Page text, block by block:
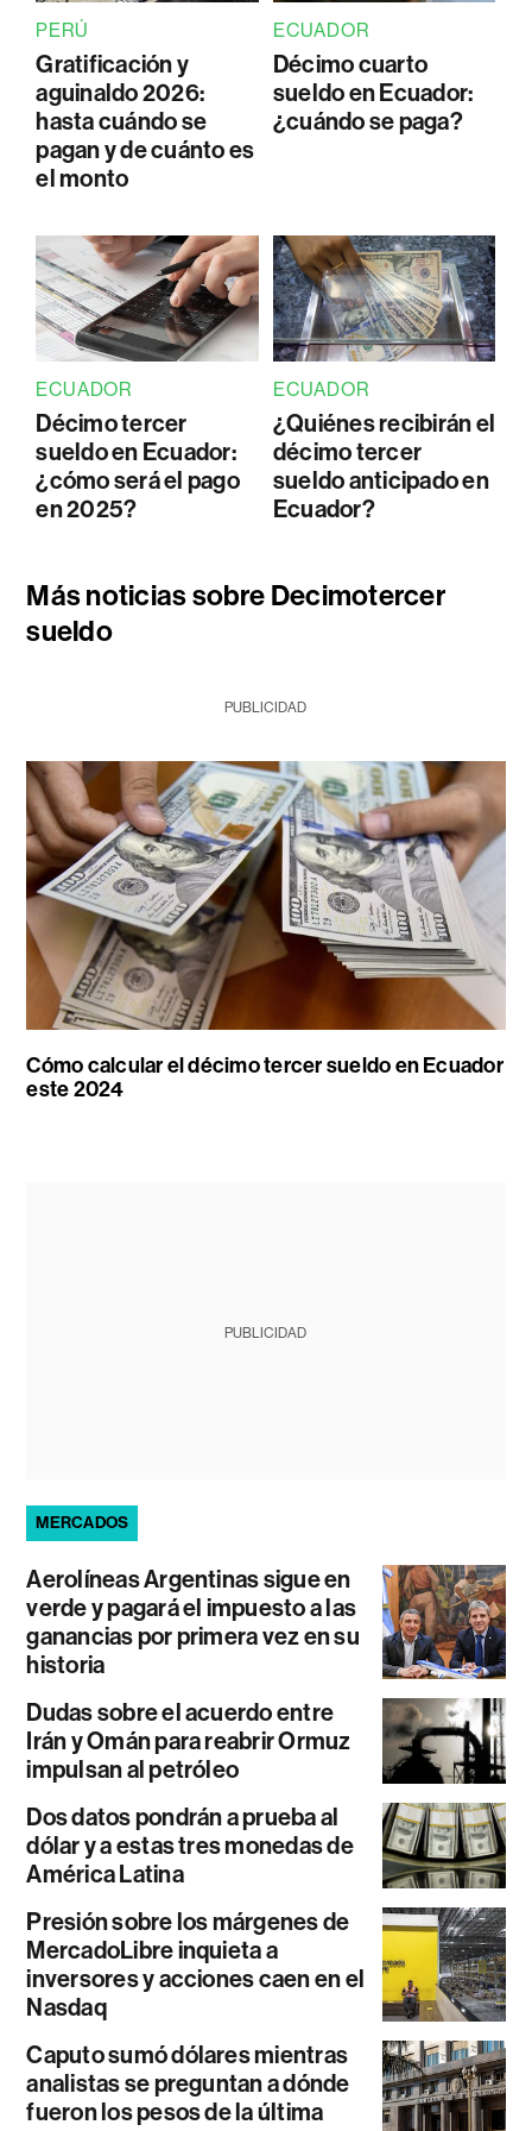
PERÚ
Gratificación y
aguinaldo 2026:
hasta cuándo se
pagan y de cuánto es
el monto
ECUADOR
Décimo cuarto
sueldo en Ecuador:
¿cuándo se paga?
ECUADOR
Décimo tercer
sueldo en Ecuador:
¿cómo será el pago
en 2025?
ECUADOR
¿Quiénes recibirán el
décimo tercer
sueldo anticipado en
Ecuador?
Más noticias sobre Decimotercer
sueldo
PUBLICIDAD
Cómo calcular el décimo tercer sueldo en Ecuador
este 2024
PUBLICIDAD
MERCADOS
Aerolíneas Argentinas sigue en
verde y pagará el impuesto a las
ganancias por primera vez en su
historia
Dudas sobre el acuerdo entre
Irán y Omán para reabrir Ormuz
impulsan al petróleo
Dos datos pondrán a prueba al
dólar y a estas tres monedas de
América Latina
Presión sobre los márgenes de
MercadoLibre inquieta a
inversores y acciones caen en el
Nasdaq
Caputo sumó dólares mientras
analistas se preguntan a dónde
fueron los pesos de la última